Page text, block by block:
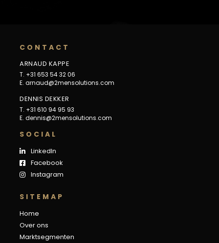
C O N T A C T
ARNAUD KAPPE
T. +31 653 54 32 06
E. arnaud@2mensolutions.com
DENNIS DEKKER
T. +31 610 94 95 93
E. dennis@2mensolutions.com
S O C I A L
LinkedIn
Facebook
Instagram
S I T E M A P
Home
Over ons
Marktsegmenten